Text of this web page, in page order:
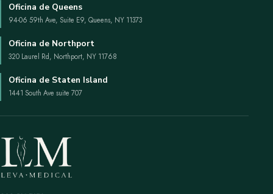
Oficina de Queens
94-06 59th Ave, Suite E9, Queens, NY 11373
Oficina de Northport
320 Laurel Rd, Northport, NY 11768
Oficina de Staten Island
1441 South Ave suite 707